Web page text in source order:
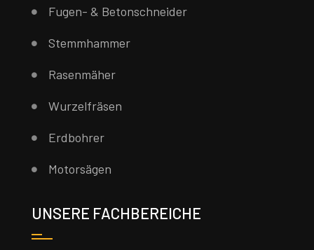
Fugen- & Betonschneider
Stemmhammer
Rasenmäher
Wurzelfräsen
Erdbohrer
Motorsägen
UNSERE FACHBEREICHE